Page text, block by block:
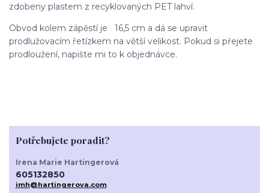
zdobeny plastem z recyklovaných PET lahví.
Obvod kolem zápěstí je 16,5 cm a dá se upravit
prodlužovacím řetízkem na větší velikost. Pokud si přejete
prodloužení, napište mi to k objednávce.
Potřebujete poradit?
Irena Marie Hartingerová
605132850
imh@hartingerova.com